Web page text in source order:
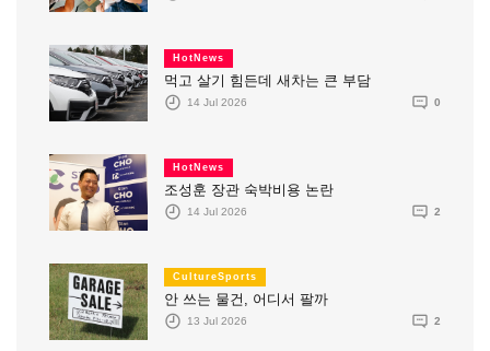
HotNews
먹고 살기 힘든데 새차는 큰 부담
14 Jul 2026 0
HotNews
조성훈 장관 숙박비용 논란
14 Jul 2026 2
CultureSports
안 쓰는 물건, 어디서 팔까
13 Jul 2026 2